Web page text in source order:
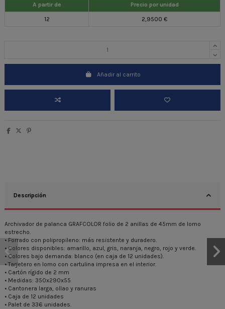
A partir de Precio por unidad
12 2,9500 €
Añadir al carrito
Descripción
Archivador de palanca GRAFCOLOR folio de 2 anillas de 45mm de lomo
estrecho.
• Forrado con polipropileno: más resistente y duradero.
• Colores disponibles: amarillo, azul, gris, naranja, negro, rojo y verde.
• Colores bajo demanda: blanco (en caja de 12 unidades).
• Tarjetero en lomo con cartulina impresa en el interior.
• Cartón rígido de 2 mm
• Medidas: 350x290x55
• Cantonera larga, ollao y ranuras
• Caja de 12 unidades
• Palet de 336 unidades.